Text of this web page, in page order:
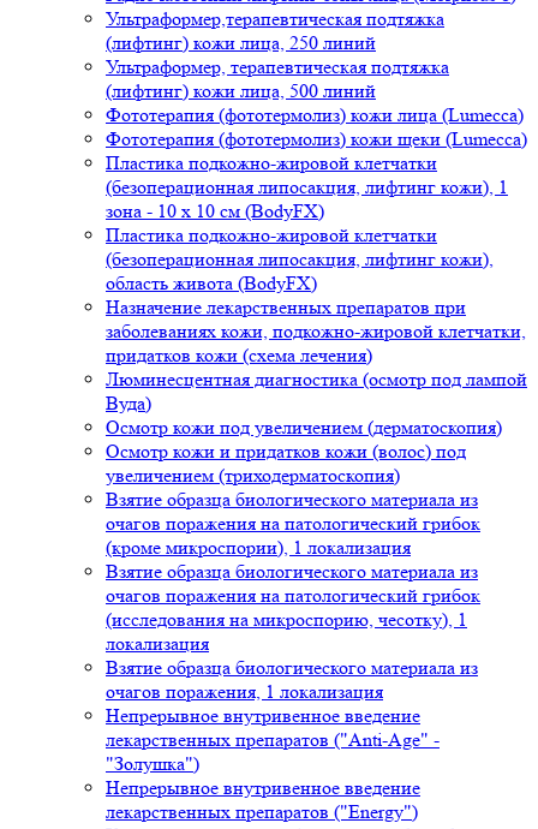
Ультраформер,терапевтическая подтяжка
(лифтинг) кожи лица, 250 линий
Ультраформер, терапевтическая подтяжка
(лифтинг) кожи лица, 500 линий
Фототерапия (фототермолиз) кожи лица (Lumecca)
Фототерапия (фототермолиз) кожи щеки (Lumecca)
Пластика подкожно-жировой клетчатки
(безоперационная липосакция, лифтинг кожи), 1
зона - 10 х 10 см (BodyFX)
Пластика подкожно-жировой клетчатки
(безоперационная липосакция, лифтинг кожи),
область живота (BodyFX)
Назначение лекарственных препаратов при
заболеваниях кожи, подкожно-жировой клетчатки,
придатков кожи (схема лечения)
Люминесцентная диагностика (осмотр под лампой
Вуда)
Осмотр кожи под увеличением (дерматоскопия)
Осмотр кожи и придатков кожи (волос) под
увеличением (триходерматоскопия)
Взятие образца биологического материала из
очагов поражения на патологический грибок
(кроме микроспории), 1 локализация
Взятие образца биологического материала из
очагов поражения на патологический грибок
(исследования на микроспорию, чесотку), 1
локализация
Взятие образца биологического материала из
очагов поражения, 1 локализация
Непрерывное внутривенное введение
лекарственных препаратов ("Anti-Age" -
"Золушка")
Непрерывное внутривенное введение
лекарственных препаратов ("Energy")